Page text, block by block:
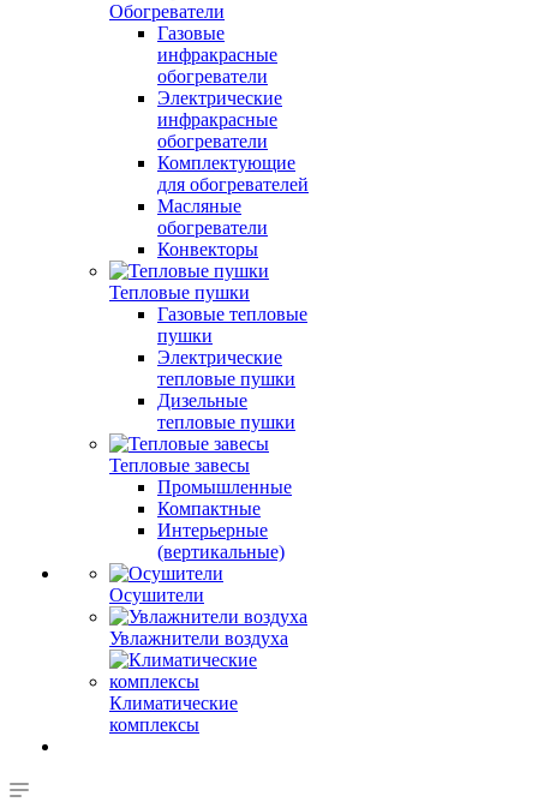
Обогреватели
Газовые
инфракрасные
обогреватели
Электрические
инфракрасные
обогреватели
Комплектующие
для обогревателей
Масляные
обогреватели
Конвекторы
Тепловые пушки
Газовые тепловые
пушки
Электрические
тепловые пушки
Дизельные
тепловые пушки
Тепловые завесы
Промышленные
Компактные
Интерьерные
(вертикальные)
Осушители
Увлажнители воздуха
Климатические
комплексы